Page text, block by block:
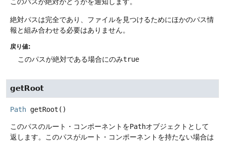
このパスが絶対かどうかを通知します。
絶対パスは完全であり、ファイルを見つけるためにほかのパス情
報と組み合わせる必要はありません。
戻り値:
このパスが絶対である場合にのみtrue
getRoot
Path getRoot ()
このパスのルート・コンポーネントをPathオブジェクトとして
返します。このパスがルート・コンポーネントを持たない場合は